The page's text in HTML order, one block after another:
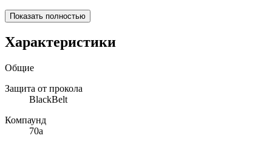
Показать полностью
Характеристики
Общие
Защита от прокола
BlackBelt
Компаунд
70а